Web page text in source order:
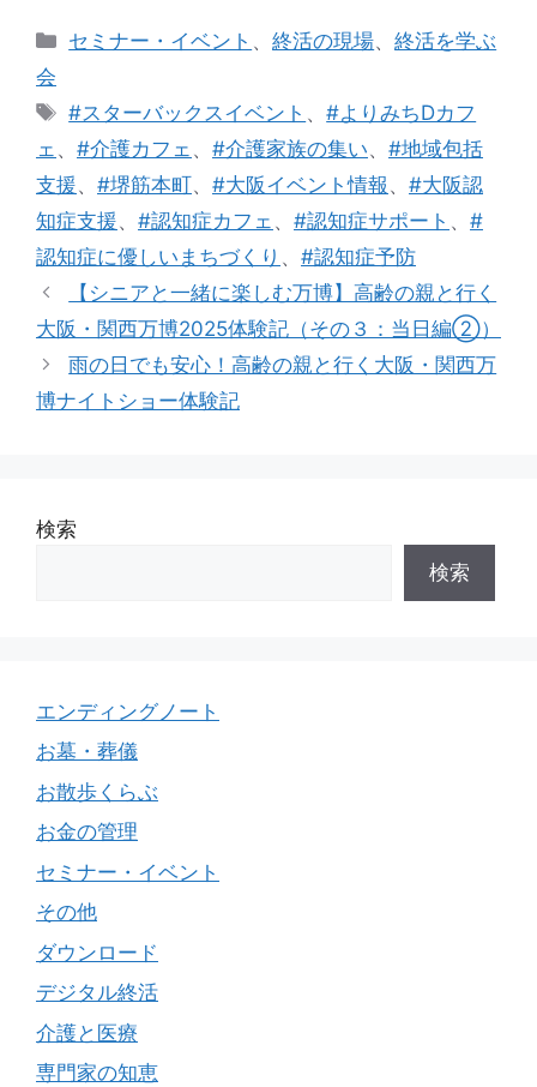
カ
リ
ー
セミナー・イベント 、終活の現場、終活を学ぶ
会
タ
グ
#スターバックスイベント 、#よりみちDカフ
ェ 、 #介護カフェ 、 #介護家族の集い、 #地域包括
支援、 #堺筋本町、 #大阪イベント情報 、 #大阪認
知症支援、 #認知症カフェ 、 #認知症サポート 、 #
認知症に優しいまちづくり 、 #認知症予防
【シニアと一緒に楽しむ万博】高齢の親と行く
大阪・関西万博2025体験記（その３：当日編②）
雨の日でも安心！高齢の親と行く大阪・関西万
博ナイトショー体験記
検索
検索
エンディングノート
お墓・葬儀
お散歩くらぶ
お金の管理
セミナー・イベント
その他
ダウンロード
デジタル終活
介護と医療
専門家の知恵